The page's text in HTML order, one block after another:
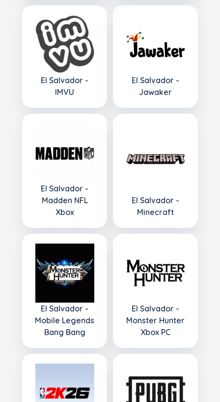
El Salvador -
IMVU
El Salvador -
Jawaker
El Salvador -
Madden NFL
Xbox
El Salvador -
Minecraft
El Salvador -
Mobile Legends
Bang Bang
El Salvador -
Monster Hunter
Xbox PC